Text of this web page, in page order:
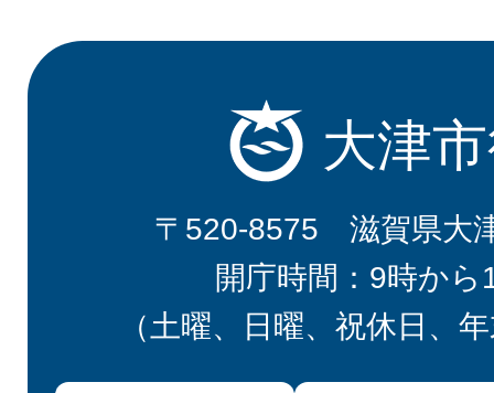
大津
〒520-8575 滋賀県大
開庁時間：9時から
（土曜、日曜、祝休日、